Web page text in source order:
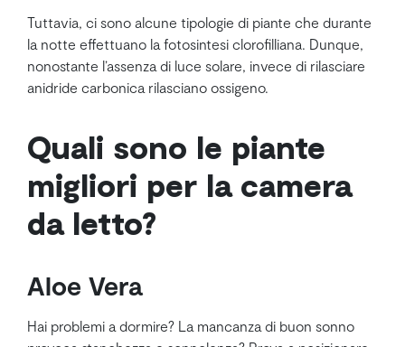
Tuttavia, ci sono alcune tipologie di piante che durante
la notte effettuano la fotosintesi clorofilliana. Dunque,
nonostante l’assenza di luce solare, invece di rilasciare
anidride carbonica rilasciano ossigeno.
Quali sono le piante
migliori per la camera
da letto?
Aloe Vera
Hai problemi a dormire? La mancanza di buon sonno